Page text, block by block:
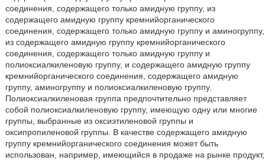
соединения, содержащего только амидную группу, из
содержащего амидную группу кремнийорганического
соединения, содержащего только амидную группу и аминогруппу,
из содержащего амидную группу кремнийорганического
соединения, содержащего только амидную группу и
полиоксиалкиленовую группу, и содержащего амидную группу
кремнийорганического соединения, содержащего амидную
группу, аминогруппу и полиоксиалкиленовую группу.
Полиоксиалкиленовая группа предпочтительно представляет
собой полиоксиалкиленовую группу, имеющую одну или многие
группы, выбранные из оксиэтиленовой группы и
оксипропиленовой группы. В качестве содержащего амидную
группу кремнийорганического соединения может быть
использован, например, имеющийся в продаже на рынке продукт,